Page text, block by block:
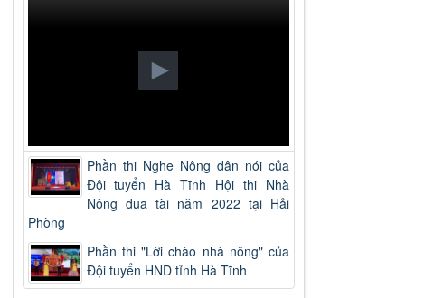
Phần thi Nghe Nông dân nói của
Đội tuyển Hà Tĩnh Hội thi Nhà
Nông đua tài năm 2022 tại Hải
Phòng
Phần thi "Lời chào nhà nông" của
Đội tuyển HND tỉnh Hà Tĩnh